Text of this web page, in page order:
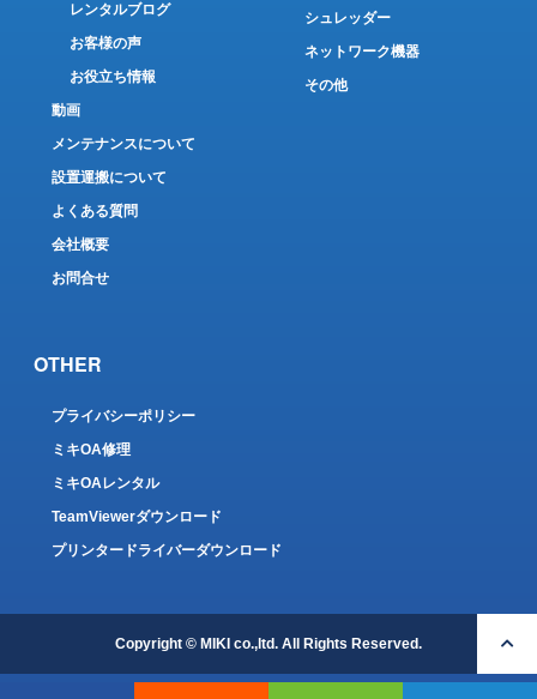
レンタルブログ
お客様の声
お役立ち情報
動画
メンテナンスについて
設置運搬について
よくある質問
会社概要
お問合せ
シュレッダー
ネットワーク機器
その他
OTHER
プライバシーポリシー
ミキOA修理
ミキOAレンタル
TeamViewerダウンロード
プリンタードライバーダウンロード
Copyright © MIKI co.,ltd. All Rights Reserved.